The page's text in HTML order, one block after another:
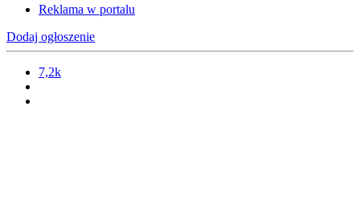
Reklama w portalu
Dodaj ogłoszenie
7,2k